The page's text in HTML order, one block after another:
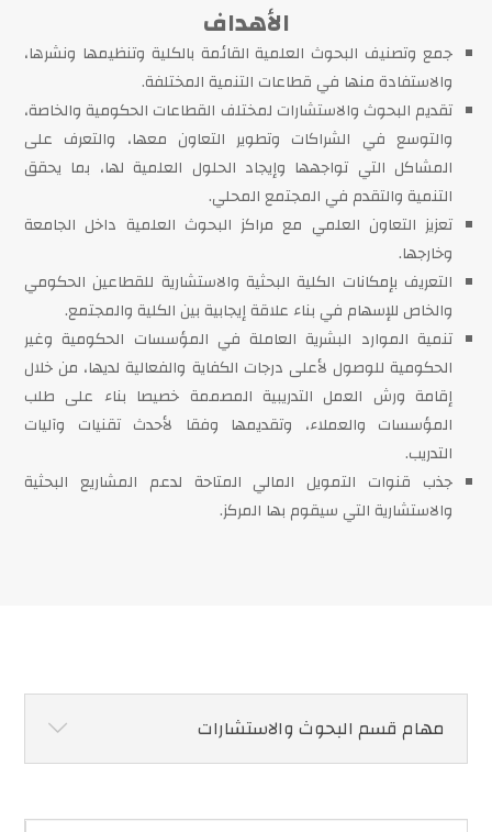
الأهداف
جمع وتصنيف البحوث العلمية القائمة بالكلية وتنظيمها ونشرها،
والاستفادة منها في قطاعات التنمية المختلفة.
تقديم البحوث والاستشارات لمختلف القطاعات الحكومية والخاصة،
والتوسع في الشراكات وتطوير التعاون معها، والتعرف على
المشاكل التي تواجهها وإيجاد الحلول العلمية لها، بما يحقق
التنمية والتقدم في المجتمع المحلي.
تعزيز التعاون العلمي مع مراكز البحوث العلمية داخل الجامعة
وخارجها.
التعريف بإمكانات الكلية البحثية والاستشارية للقطاعين الحكومي
والخاص للإسهام في بناء علاقة إيجابية بين الكلية والمجتمع.
تنمية الموارد البشرية العاملة في المؤسسات الحكومية وغير
الحكومية للوصول لأعلى درجات الكفاية والفعالية لديها، من خلال
إقامة ورش العمل التدريبية المصممة خصيصا بناء على طلب
المؤسسات والعملاء، وتقديمها وفقا لأحدث تقنيات وآليات
التدريب.
جذب قنوات التمويل المالي المتاحة لدعم المشاريع البحثية
والاستشارية التي سيقوم بها المركز.
مهام قسم البحوث والاستشارات